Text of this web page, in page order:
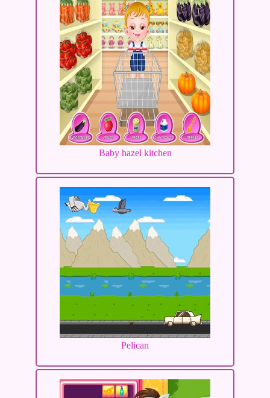
Baby hazel kitchen
Pelican